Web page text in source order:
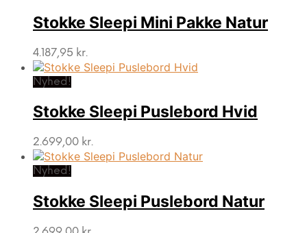
Stokke Sleepi Mini Pakke Natur
4.187,95 kr.
Nyhed!
Stokke Sleepi Puslebord Hvid
2.699,00 kr.
Nyhed!
Stokke Sleepi Puslebord Natur